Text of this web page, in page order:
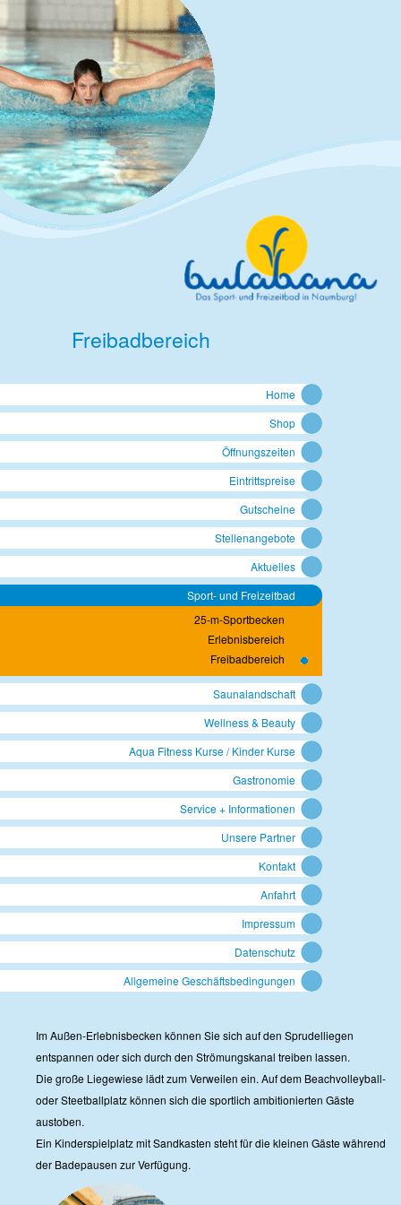
Freibadbereich
Home
Shop
Öffnungszeiten
Eintrittspreise
Gutscheine
Stellenangebote
Aktuelles
Sport- und Freizeitbad
25-m-Sportbecken
Erlebnisbereich
Freibadbereich
Saunalandschaft
Wellness & Beauty
Aqua Fitness Kurse / Kinder Kurse
Gastronomie
Service + Informationen
Unsere Partner
Kontakt
Anfahrt
Impressum
Datenschutz
Allgemeine Geschäftsbedingungen
Im Außen-Erlebnisbecken können Sie sich auf den Sprudelliegen
entspannen oder sich durch den Strömungskanal treiben lassen.
Die große Liegewiese lädt zum Verweilen ein. Auf dem Beachvolleyball-
oder Steetballplatz können sich die sportlich ambitionierten Gäste
austoben.
Ein Kinderspielplatz mit Sandkasten steht für die kleinen Gäste während
der Badepausen zur Verfügung.